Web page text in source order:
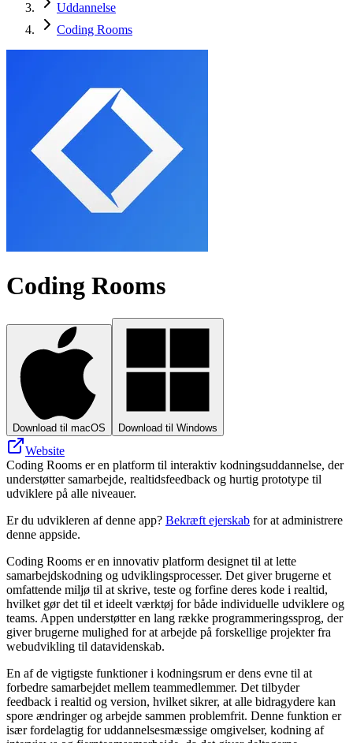
Uddannelse
Coding Rooms
Coding Rooms
Download til macOS Download til Windows
Website
Coding Rooms er en platform til interaktiv kodningsuddannelse, der
understøtter samarbejde, realtidsfeedback og hurtig prototype til
udviklere på alle niveauer.
Er du udvikleren af denne app? Bekræft ejerskab for at administrere
denne appside.
Coding Rooms er en innovativ platform designet til at lette
samarbejdskodning og udviklingsprocesser. Det giver brugerne et
omfattende miljø til at skrive, teste og forfine deres kode i realtid,
hvilket gør det til et ideelt værktøj for både individuelle udviklere og
teams. Appen understøtter en lang række programmeringssprog, der
giver brugerne mulighed for at arbejde på forskellige projekter fra
webudvikling til datavidenskab.
En af de vigtigste funktioner i kodningsrum er dens evne til at
forbedre samarbejdet mellem teammedlemmer. Det tilbyder
feedback i realtid og version, hvilket sikrer, at alle bidragydere kan
spore ændringer og arbejde sammen problemfrit. Denne funktion er
især fordelagtig for uddannelsesmæssige omgivelser, kodning af